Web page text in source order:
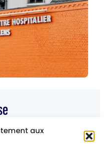
aux